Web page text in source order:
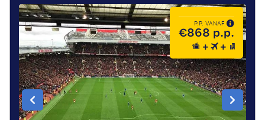
P.P. VANAF
€868 p.p.